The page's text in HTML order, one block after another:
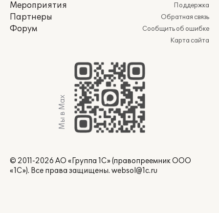
Мероприятия
Партнеры
Форум
Поддержка
Обратная связь
Сообщить об ошибке
Карта сайта
Мы в Max
© 2011-2026 АО «Группа 1С» (правопреемник ООО
«1С»). Все права защищены. websol@1c.ru